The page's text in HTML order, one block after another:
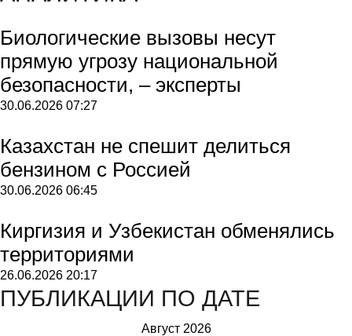
Биологические вызовы несут
прямую угрозу национальной
безопасности, – эксперты
30.06.2026 07:27
Казахстан не спешит делиться
бензином с Россией
30.06.2026 06:45
Киргизия и Узбекистан обменялись
территориями
26.06.2026 20:17
ПУБЛИКАЦИИ ПО ДАТЕ
Август 2026